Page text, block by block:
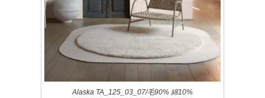
Alaska TA_125_03_07/毛90% 綿10%